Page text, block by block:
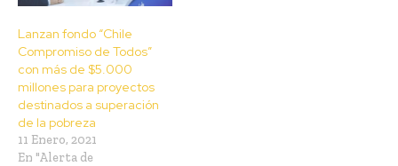
Lanzan fondo “Chile
Compromiso de Todos”
con más de $5.000
millones para proyectos
destinados a superación
de la pobreza
11 Enero, 2021
En "Alerta de